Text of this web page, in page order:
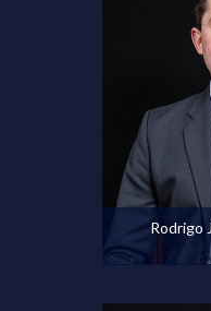
Rodrigo